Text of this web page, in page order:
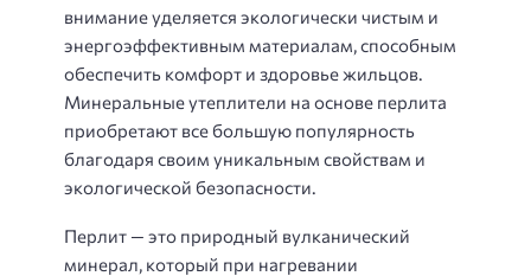
внимание уделяется экологически чистым и
энергоэффективным материалам, способным
обеспечить комфорт и здоровье жильцов.
Минеральные утеплители на основе перлита
приобретают все большую популярность
благодаря своим уникальным свойствам и
экологической безопасности.
Перлит — это природный вулканический
минерал, который при нагревании